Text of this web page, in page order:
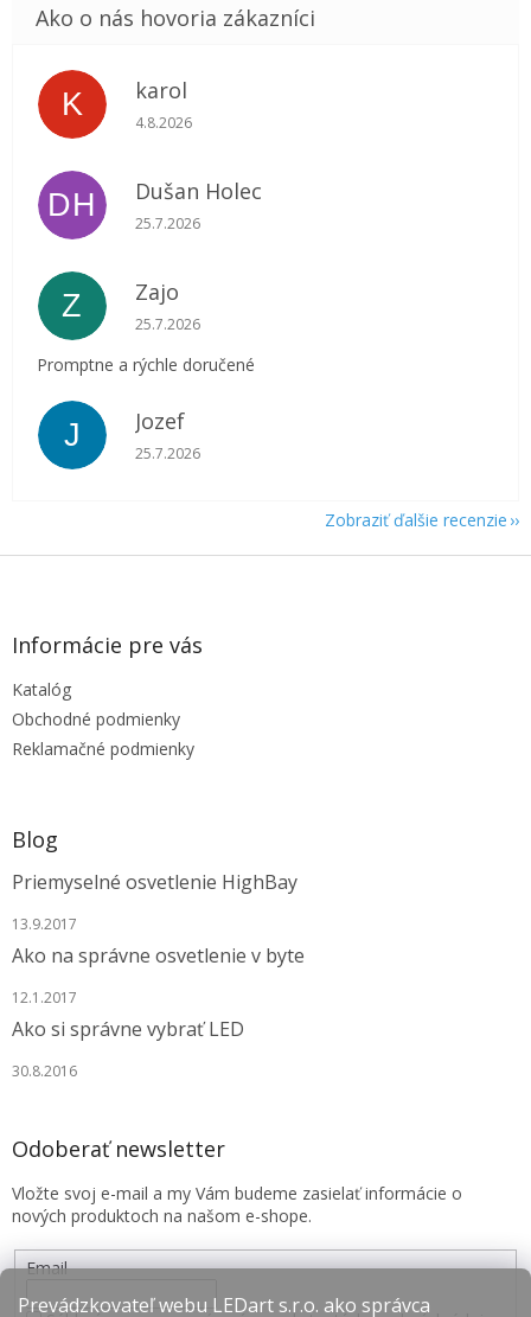
Prevádzkovateľ webu LEDart s.r.o. ako správca
K karol
Hodnotenie obchodu je 5 z 5 hviezdičiek.
4.8.2026
DH Dušan Holec
Hodnotenie obchodu je 5 z 5 hviezdičiek.
25.7.2026
Z Zajo
Hodnotenie obchodu je 5 z 5 hviezdičiek.
25.7.2026
Promptne a rýchle doručené
J Jozef
Hodnotenie obchodu je 5 z 5 hviezdičiek.
25.7.2026
Zobraziť ďalšie recenzie
Z
Informácie pre vás
Katalóg
Obchodné podmienky
Reklamačné podmienky
Blog
Priemyselné osvetlenie HighBay
13.9.2017
Ako na správne osvetlenie v byte
12.1.2017
Ako si správne vybrať LED
30.8.2016
Odoberať newsletter
Vložte svoj e-mail a my Vám budeme zasielať informácie o
nových produktoch na našom e-shope.
Email